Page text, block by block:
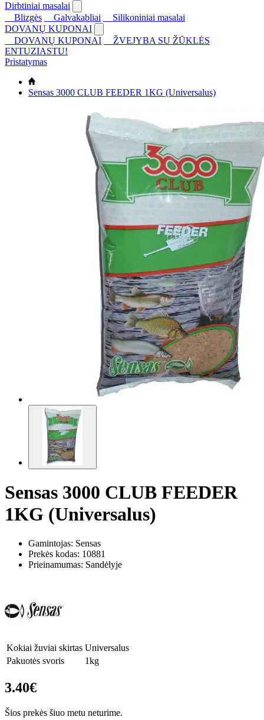
Dirbtiniai masalai
Blizgės
Galvakabliai
Silikoniniai masalai
DOVANŲ KUPONAI
DOVANŲ KUPONAI
ŽVEJYBA SU ŽŪKLĖS
ENTUZIASTU!
Pristatymas
Sensas 3000 CLUB FEEDER 1KG (Universalus)
Sensas 3000 CLUB FEEDER
1KG (Universalus)
Gamintojas: Sensas
Prekės kodas: 10881
Prieinamumas: Sandėlyje
Kokiai žuviai skirtas Universalus
Pakuotės svoris
1kg
3.40€
Šios prekės šiuo metu neturime.